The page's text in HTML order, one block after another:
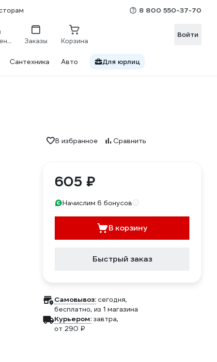
8 800 550-37-70
Сравнение Заказы Корзина
Войти
Сантехника Авто Для юрлиц
В избранное Сравнить
605 ₽
Начислим 6 бонусов
В корзину
Быстрый заказ
Самовывоз: сегодня,
бесплатно, из 1 магазина
Курьером: завтра,
от 290 ₽